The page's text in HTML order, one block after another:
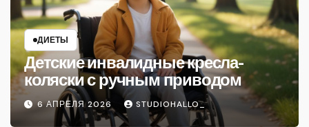
ДИЕТЫ
Детские инвалидные кресла-
коляски с ручным приводом
6 АПРЕЛЯ 2026 STUDIOHALLO_